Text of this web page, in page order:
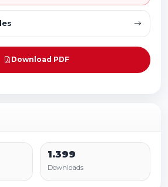
Download PDF
1.399
Downloads